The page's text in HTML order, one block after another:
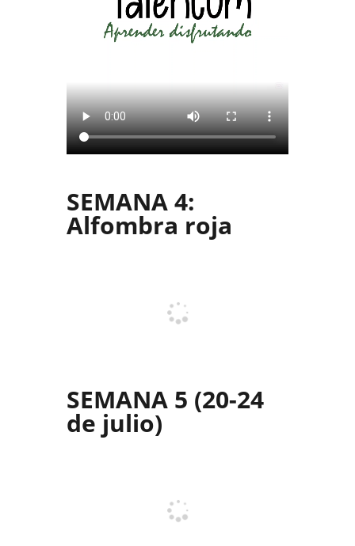
SEMANA 4:
Alfombra roja
SEMANA 5 (20-24
de julio)